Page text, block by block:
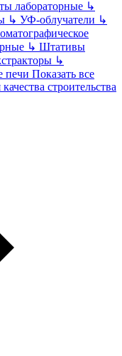
лабораторные ↳
↳ УФ-облучатели ↳
↳ Штативы
↳
печи Показать все
строительства